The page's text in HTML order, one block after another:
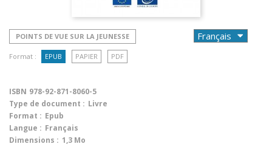
POINTS DE VUE SUR LA JEUNESSE
Format : EPUB PAPIER PDF
ISBN 978-92-871-8060-5
Type de document : Livre
Format : Epub
Langue : Français
Dimensions : 1,3 Mo